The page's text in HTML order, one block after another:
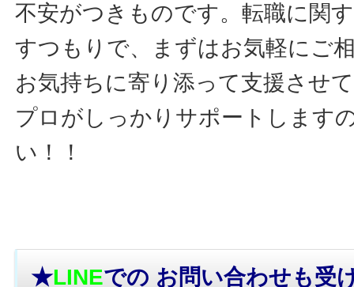
不安がつきものです。転職に関
すつもりで、まずはお気軽にご
お気持ちに寄り添って支援させ
プロがしっかりサポートします
い！！
★LINEでの お問い合わせも受